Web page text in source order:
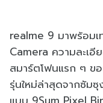
realme 9 มาพร้อมเ
Camera ความละเอี
สมาร์ตโฟนแรก ๆ ขอ
รุ่นใหม่ล่าสุดจากซัม